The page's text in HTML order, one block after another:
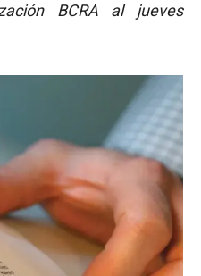
BCRA al jueves